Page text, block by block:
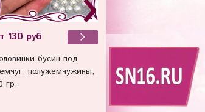
130 руб
бусин под
полужемчужины,
гр.
от 10 руб
Кабошоны-фигурки
пластиковые, 1 шт.